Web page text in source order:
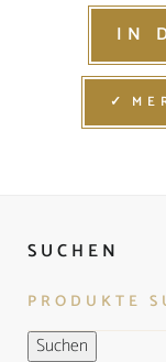
IN
SUCHEN
Suchen